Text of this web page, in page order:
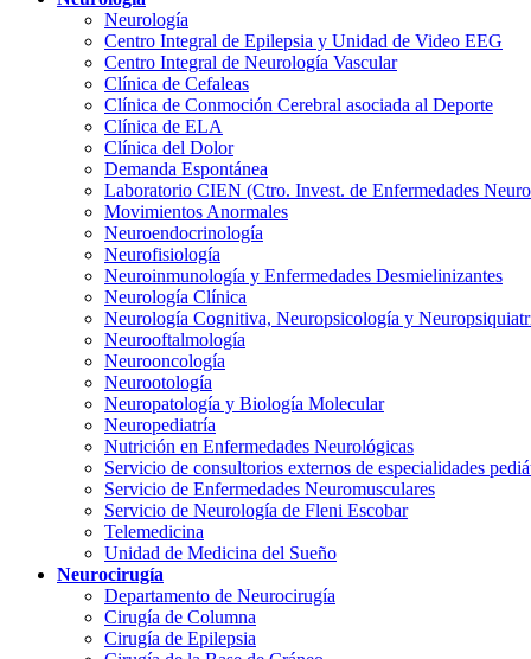
Neurología
Centro Integral de Epilepsia y Unidad de Video EEG
Centro Integral de Neurología Vascular
Clínica de Cefaleas
Clínica de Conmoción Cerebral asociada al Deporte
Clínica de ELA
Clínica del Dolor
Demanda Espontánea
Laboratorio CIEN (Ctro. Invest. de Enfermedades
Movimientos Anormales
Neuroendocrinología
Neurofisiología
Neuroinmunología y Enfermedades Desmielinizantes
Neurología Clínica
Neurología Cognitiva, Neuropsicología y
Neurooftalmología
Neurooncología
Neurootología
Neuropatología y Biología Molecular
Neuropediatría
Nutrición en Enfermedades Neurológicas
Servicio de consultorios externos de especialidades
Servicio de Enfermedades Neuromusculares
Servicio de Neurología de Fleni Escobar
Telemedicina
Unidad de Medicina del Sueño
Neurocirugía
Departamento de Neurocirugía
Cirugía de Columna
Cirugía de Epilepsia